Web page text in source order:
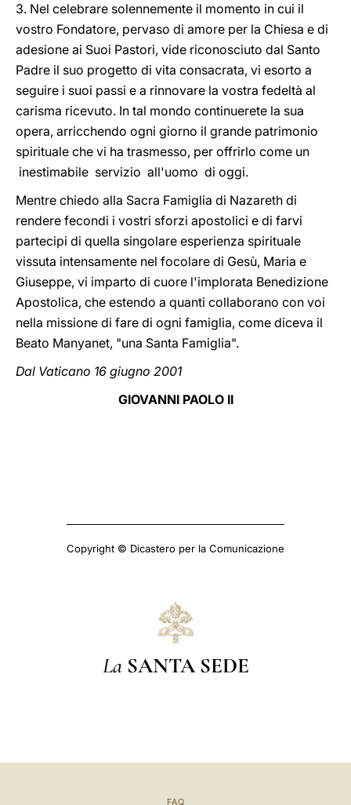
3. Nel celebrare solennemente il momento in cui il
vostro Fondatore, pervaso di amore per la Chiesa e di
adesione ai Suoi Pastori, vide riconosciuto dal Santo
Padre il suo progetto di vita consacrata, vi esorto a
seguire i suoi passi e a rinnovare la vostra fedeltà al
carisma ricevuto. In tal mondo continuerete la sua
opera, arricchendo ogni giorno il grande patrimonio
spirituale che vi ha trasmesso, per offrirlo come un
inestimabile servizio all'uomo di oggi.
Mentre chiedo alla Sacra Famiglia di Nazareth di
rendere fecondi i vostri sforzi apostolici e di farvi
partecipi di quella singolare esperienza spirituale
vissuta intensamente nel focolare di Gesù, Maria e
Giuseppe, vi imparto di cuore l'implorata Benedizione
Apostolica, che estendo a quanti collaborano con voi
nella missione di fare di ogni famiglia, come diceva il
Beato Manyanet, "una Santa Famiglia".
Dal Vaticano 16 giugno 2001
GIOVANNI PAOLO II
Copyright © Dicastero per la Comunicazione
La SANTA SEDE
FAQ